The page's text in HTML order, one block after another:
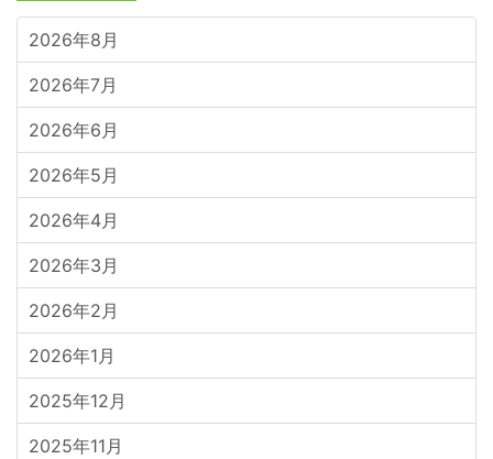
2026年8月
2026年7月
2026年6月
2026年5月
2026年4月
2026年3月
2026年2月
2026年1月
2025年12月
2025年11月